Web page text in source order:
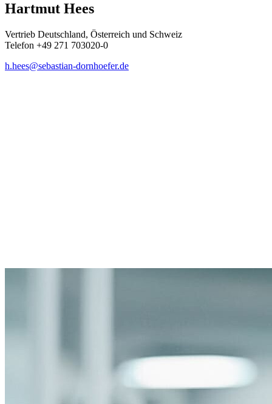
Hartmut Hees
Vertrieb Deutschland, Österreich und Schweiz
Telefon +49 271 703020-0
h.hees@sebastian-dornhoefer.de